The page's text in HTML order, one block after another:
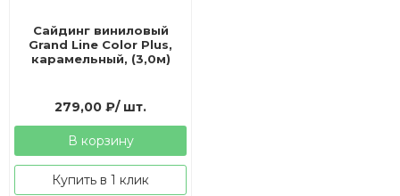
Сайдинг виниловый
Grand Line Color Plus,
карамельный, (3,0м)
279,00₽/ шт.
В корзину
Купить в 1 клик